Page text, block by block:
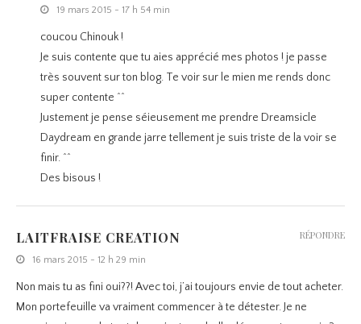
19 mars 2015 - 17 h 54 min
coucou Chinouk !
Je suis contente que tu aies apprécié mes photos ! je passe
très souvent sur ton blog. Te voir sur le mien me rends donc
super contente ^^
Justement je pense séieusement me prendre Dreamsicle
Daydream en grande jarre tellement je suis triste de la voir se
finir. ^^
Des bisous !
LAITFRAISE CREATION
16 mars 2015 - 12 h 29 min
Non mais tu as fini oui??! Avec toi, j’ai toujours envie de tout acheter.
Mon portefeuille va vraiment commencer à te détester. Je ne
RÉPONDRE